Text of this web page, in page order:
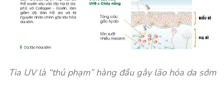
Tia UV là “thủ phạm” hàng đầu gây lão hóa da sớm